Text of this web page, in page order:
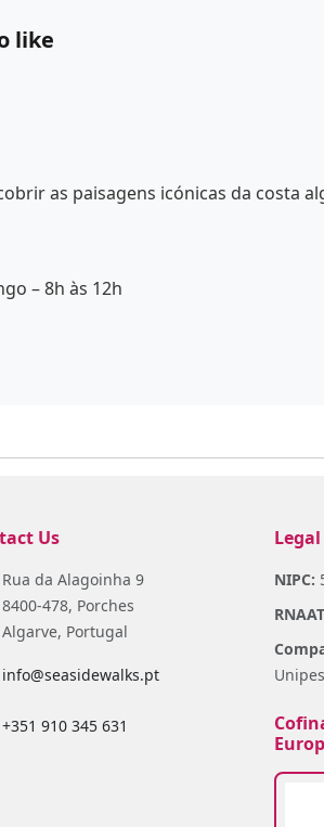
like
as paisagens icónicas da costa
– 8h às 12h
Us
Rua da Alagoinha 9
8400-478, Porches
Algarve, Portugal
info@seasidewalks.pt
+351 910 345 631
NIPC: